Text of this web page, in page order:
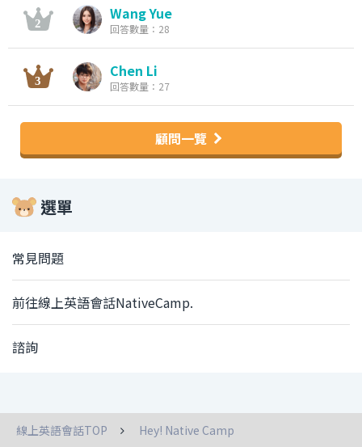
Wang Yue
回答數量：28
Chen Li
回答數量：27
顧問一覽
選單
常見問題
前往線上英語會話NativeCamp.
諮詢
線上英語會話TOP
Hey! Native Camp